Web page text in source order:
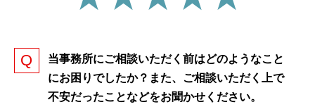
当事務所にご相談いただく前はどのようなこと
にお困りでしたか？また、ご相談いただく上で
不安だったことなどをお聞かせください。